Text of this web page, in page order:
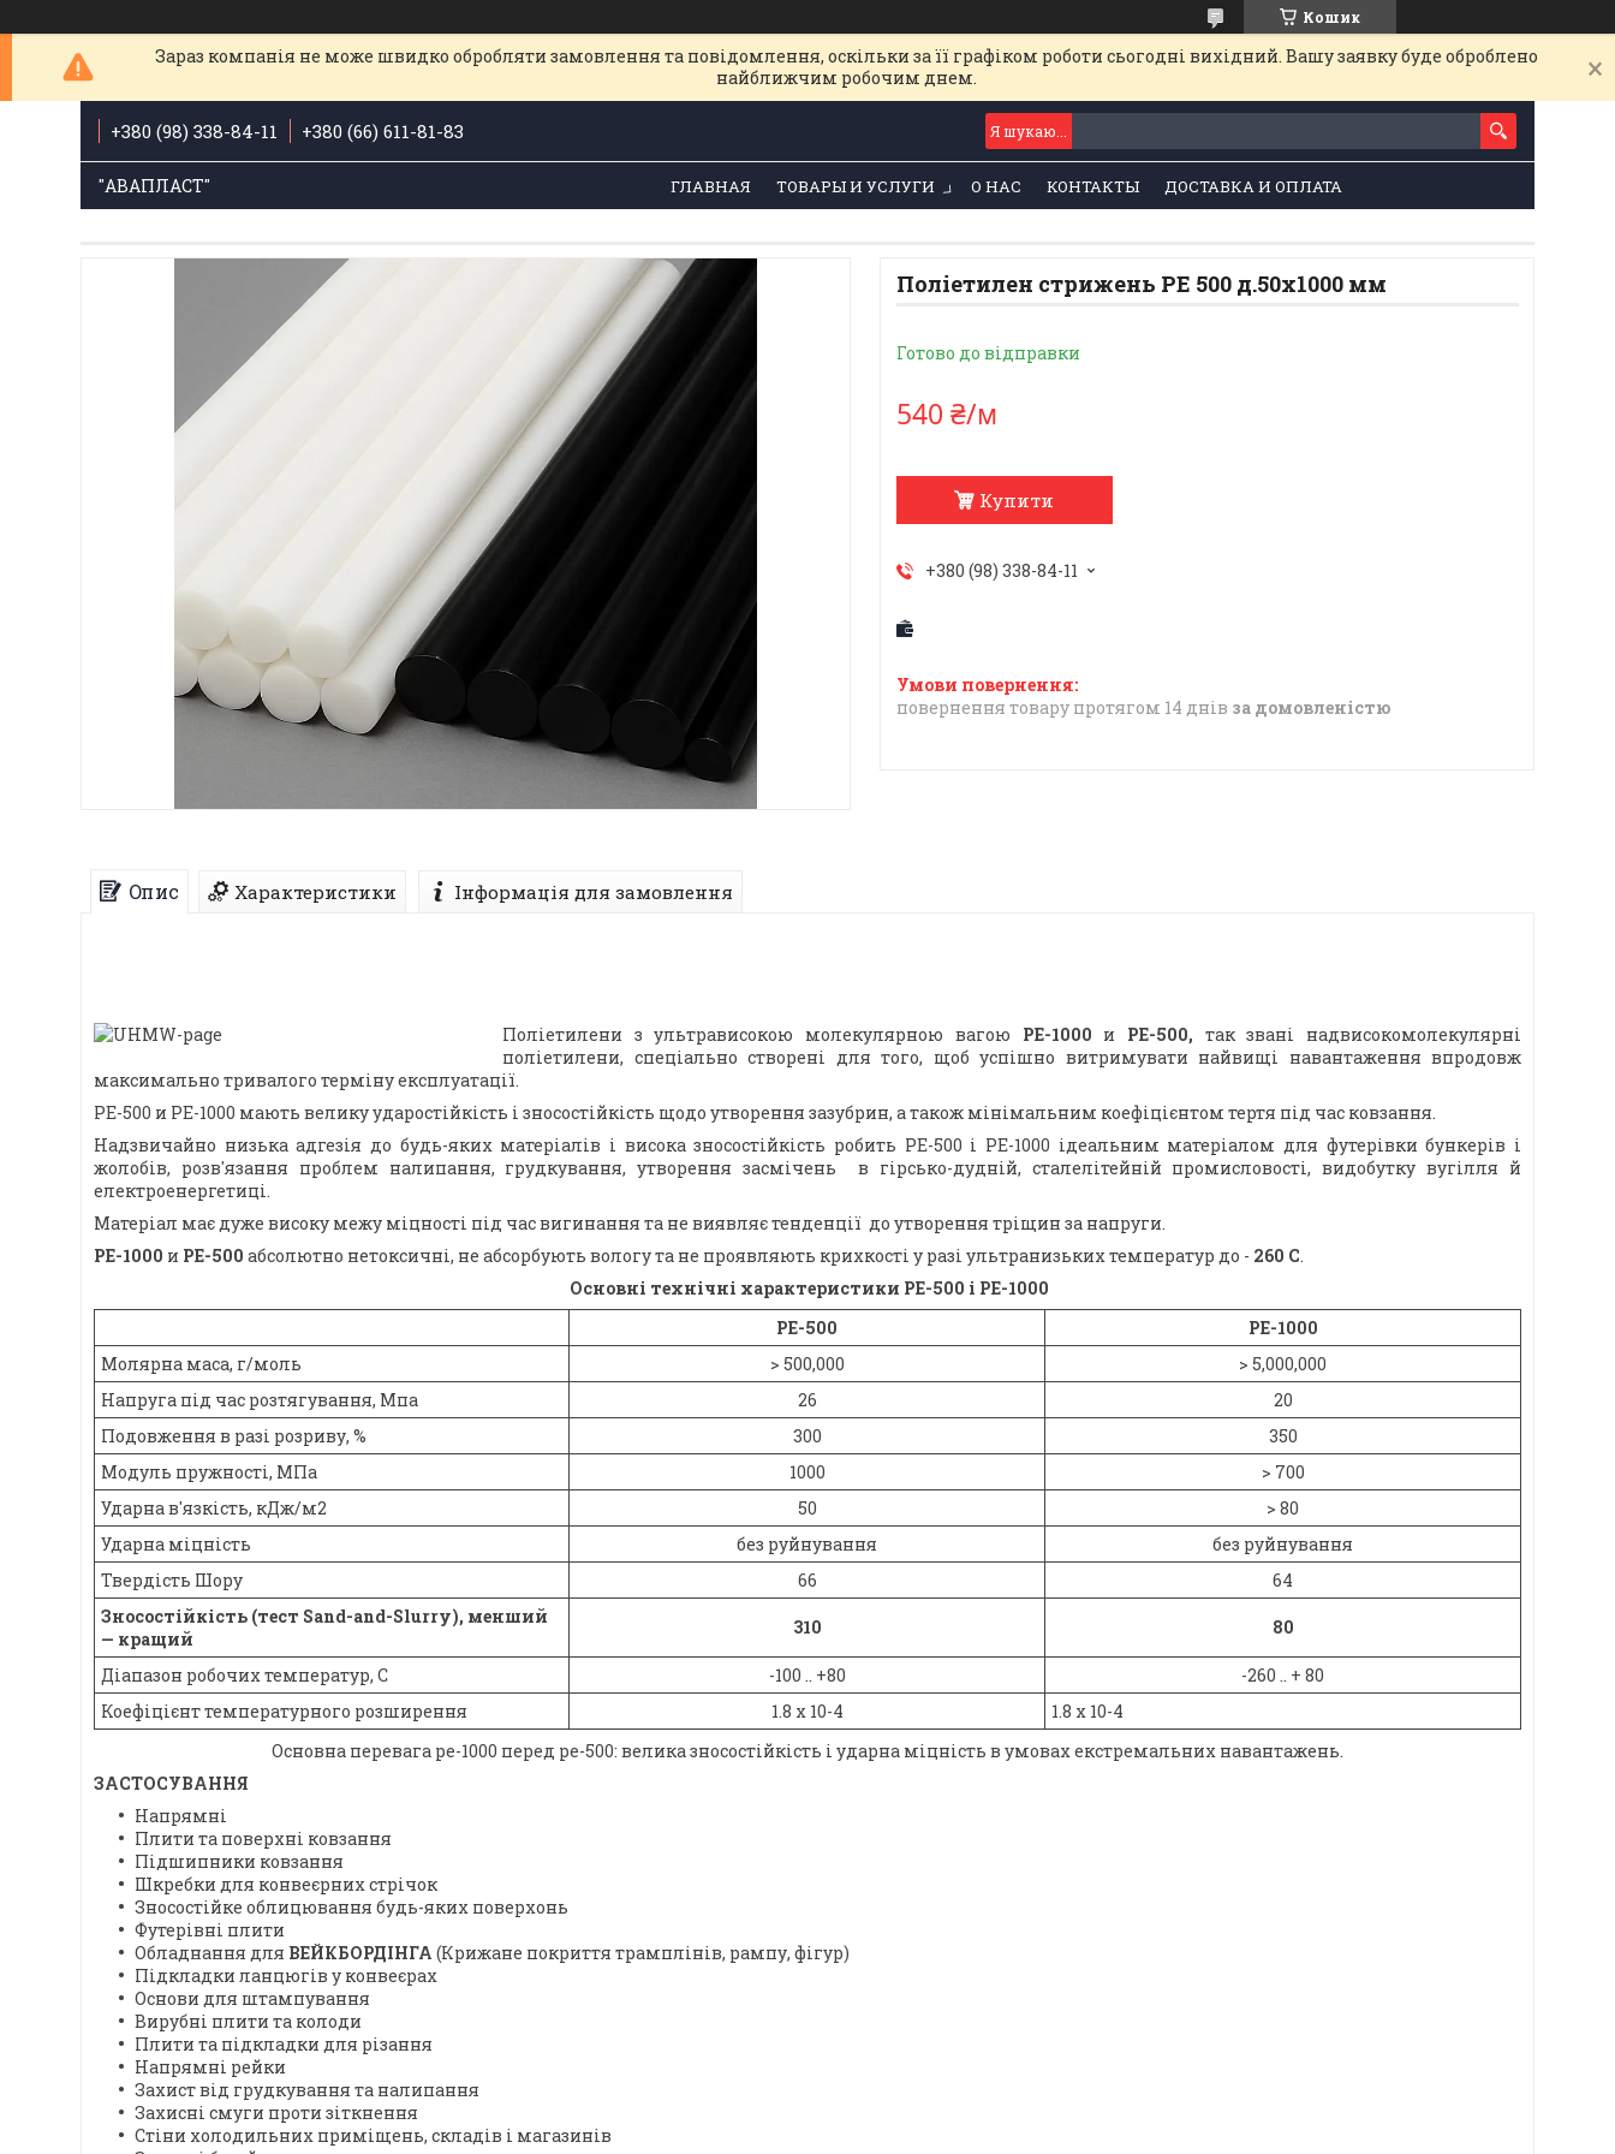
Кошик
Зараз компанія не може швидко обробляти замовлення та повідомлення, оскільки за її графіком роботи сьогодні вихідний. Вашу заявку буде оброблено
найближчим робочим днем.
+380 (98) 338-84-11 +380 (66) 611-81-83
"АВАПЛАСТ" ГЛАВНАЯ ТОВАРЫ И УСЛУГИ О НАС КОНТАКТЫ ДОСТАВКА И ОПЛАТА
Поліетилен стрижень РЕ 500 д.50х1000 мм
Готово до відправки
540 ₴/м
Купити
+380 (98) 338-84-11
повернення товару протягом 14 днів за домовленістю
Опис Характеристики Інформація для замовлення
Поліетилени з ультрависокою молекулярною вагою РЕ-1000 и PE-500, так звані надвисокомолекулярні
поліетилени, спеціально створені для того, щоб успішно витримувати найвищі навантаження впродовж
максимально тривалого терміну експлуатації.
PE-500 и PE-1000 мають велику ударостійкість і зносостійкість щодо утворення зазубрин, а також мінімальним коефіцієнтом тертя під час ковзання.
Надзвичайно низька адгезія до будь-яких матеріалів і висока зносостійкість робить РЕ-500 і РЕ-1000 ідеальним матеріалом для футерівки бункерів і
жолобів, розв'язання проблем налипання, грудкування, утворення засмічень в гірсько-дудній, сталелітейній промисловості, видобутку вугілля й
електроенергетиці.
Матеріал має дуже високу межу міцності під час вигинання та не виявляє тенденції до утворення тріщин за напруги.
PE-1000 и PE-500 абсолютно нетоксичні, не абсорбують вологу та не проявляють крихкості у разі ультранизьких температур до - 260 С.
Основні технічні характеристики РЕ-500 і РЕ-1000
РЕ-500
РЕ-1000
Молярна маса, г/моль
> 500,000
> 5,000,000
Напруга під час розтягування, Мпа
26
20
Подовження в разі розриву, %
300
350
Модуль пружності, МПа
1000
> 700
Ударна в'язкість, кДж/м2
50
> 80
Ударна міцність
без руйнування
без руйнування
Твердість Шору
66
64
Зносостійкість (тест Sand-and-Slurry), менший
— кращий
310 80
Діапазон робочих температур, С -100 .. +80
-260 .. + 80
Коефіцієнт температурного розширення
1.8 х 10-4
1.8 х 10-4
Основна перевага ре-1000 перед ре-500: велика зносостійкість і ударна міцність в умовах екстремальних навантажень.
ЗАСТОСУВАННЯ
Напрямні
Плити та поверхні ковзання
Підшипники ковзання
Шкребки для конвеєрних стрічок
Зносостійке облицювання будь-яких поверхонь
Футерівні плити
Обладнання для ВЕЙКБОРДІНГА (Крижане покриття трамплінів, рампу, фігур)
Підкладки ланцюгів у конвеєрах
Основи для штампування
Вирубні плити та колоди
Плити та підкладки для різання
Напрямні рейки
Захист від грудкування та налипання
Захисні смуги проти зіткнення
Стіни холодильних приміщень, складів і магазинів